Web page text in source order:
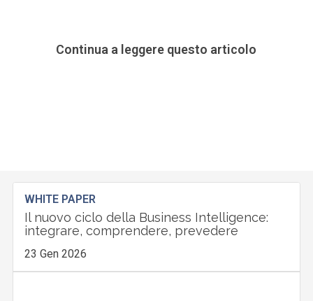
Continua a leggere questo articolo
WHITE PAPER
Il nuovo ciclo della Business Intelligence:
integrare, comprendere, prevedere
23 Gen 2026